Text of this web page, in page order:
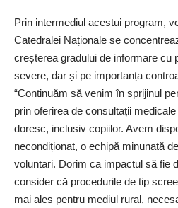
Prin intermediul acestui program,
Catedralei Naționale se
creșterea gradului de informare cu
severe, dar și pe importanța
“Continuăm să venim în sprijinul
prin oferirea de consultații
doresc, inclusiv copiilor. Avem
necondiționat, o echipă minunată
voluntari. Dorim ca impactul să fie
consider că procedurile de tip
mai ales pentru mediul rural,